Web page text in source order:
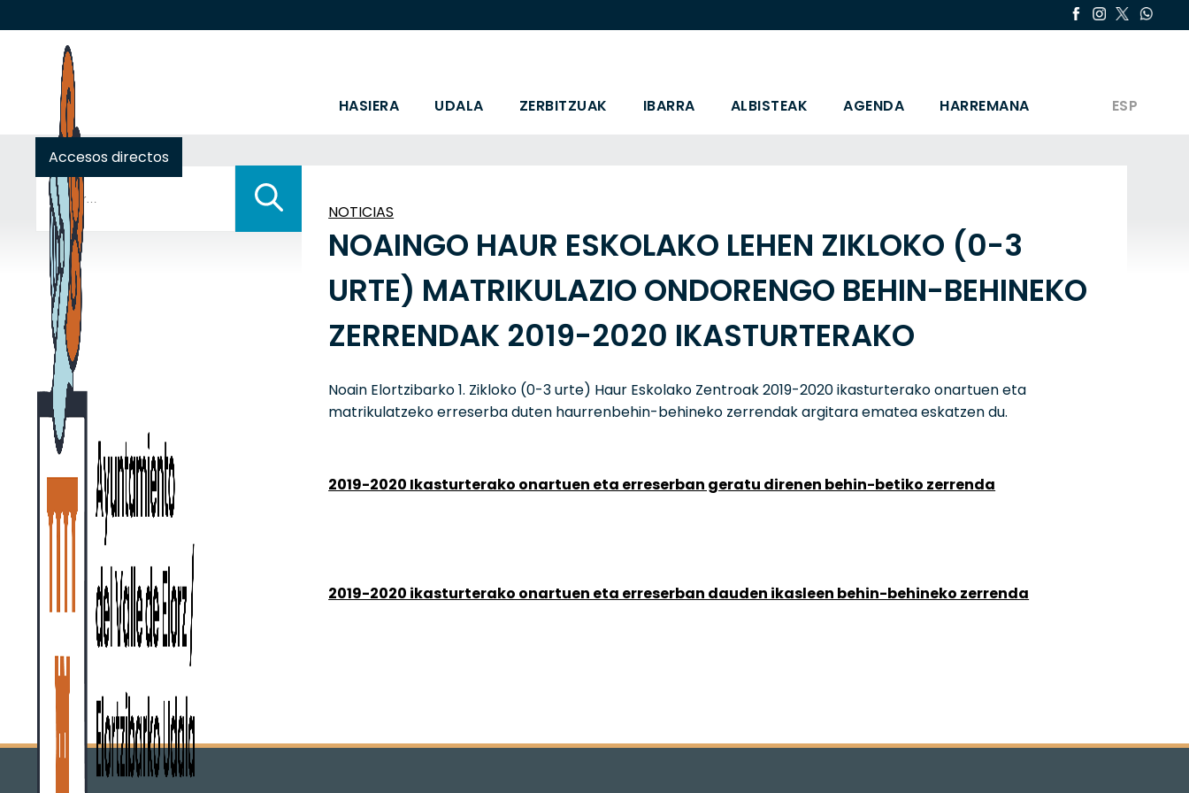
HASIERA UDALA ZERBITZUAK IBARRA ALBISTEAK AGENDA HARREMANA ESP
Accesos directos
Buscar:
NOTICIAS
NOAINGO HAUR ESKOLAKO LEHEN ZIKLOKO (0-3
URTE) MATRIKULAZIO ONDORENGO BEHIN-BEHINEKO
ZERRENDAK 2019-2020 IKASTURTERAKO
Noain Elortzibarko 1. Zikloko (0-3 urte) Haur Eskolako Zentroak 2019-2020 ikasturterako onartuen eta
matrikulatzeko erreserba duten haurrenbehin-behineko zerrendak argitara ematea eskatzen du.
2019-2020 Ikasturterako onartuen eta erreserban geratu direnen behin-betiko zerrenda
2019-2020 ikasturterako onartuen eta erreserban dauden ikasleen behin-behineko zerrenda